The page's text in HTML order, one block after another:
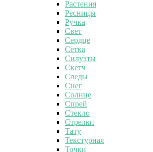
Растения
Ресницы
Ручка
Свет
Сердце
Сетка
Силуэты
Скетч
Следы
Снег
Солнце
Спрей
Стекло
Стрелки
Тату
Текстурная
Точки